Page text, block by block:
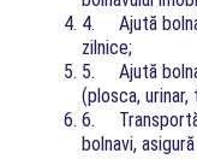
4. Ajută
zilnice;
5. Ajută
(plosca,
6. Transportă
bolnavi,